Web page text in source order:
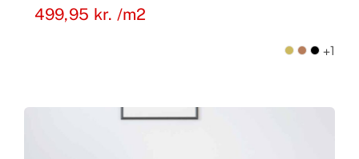
499,95 kr. /m2
+1